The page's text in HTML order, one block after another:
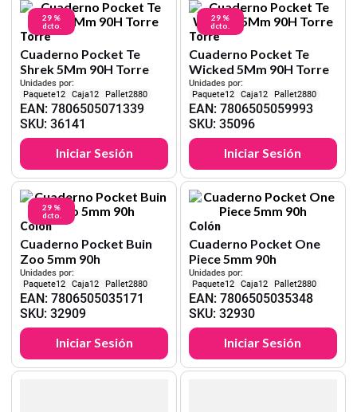
29 %
dcto.
Torre
Cuaderno Pocket Te
Shrek 5Mm 90H Torre
Unidades por:
12
12 2880
EAN:7806505071339
SKU:36141
Iniciar Sesión
29 %
dcto.
Torre
Cuaderno Pocket Te
Wicked 5Mm 90H Torre
Unidades por:
12
12 2880
EAN: 7806505059993
SKU: 35096
Iniciar Sesión
29 %
dcto.
Colón
Cuaderno Pocket Buin
Zoo 5mm 90h
Unidades por:
12
12 2880
EAN:7806505035171
SKU:32909
Iniciar Sesión
Colón
Cuaderno Pocket One
Piece 5mm 90h
Unidades por:
12
12 2880
EAN: 7806505035348
SKU: 32930
Iniciar Sesión